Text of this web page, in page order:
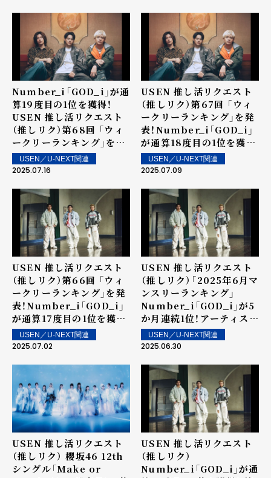
内で配信！
Number_i「GOD_i」が通
算19度目の1位を獲得！
USEN 推し活リクエスト
（推しリク）第68回 「ウィ
ークリーランキング」を発
表！2位にSnowman、3位
に櫻坂46！SixTONESの
位にENHYPENの
「Shine On Me」が登場
～ 上位ランクイン楽曲は
街中・店内で配信！
USEN／U-NEXT関連
2025.07.16
USEN 推し活リクエスト
（推しリク）第67回 「ウィ
ークリーランキング」を発
表！Number_i「GOD_i」
が通算18度目の1位を獲
得！2位にSnow Man、3
位に櫻坂46！～ 上位ラン
配信！
USEN／U-NEXT関連
2025.07.09
USEN 推し活リクエスト
（推しリク）第66回 「ウィ
ークリーランキング」を発
表！Number_i「GOD_i」
が通算17度目の1位を獲
得！～ 上位ランクイン楽曲
は街中・店内で配信！
USEN／U-NEXT関連
2025.07.02
USEN 推し活リクエスト
（推しリク）「2025年6月マ
ンスリーランキング」
Number_i「GOD_i」が5
か月連続1位！アーティスト
としては7か月連続の1位
を記録！
USEN／U-NEXT関連
2025.06.30
USEN 推し活リクエスト
（推しリク） 櫻坂46 12th
シングル「Make or
USEN 推し活リクエスト
（推しリク）
Number_i「GOD_i」が通